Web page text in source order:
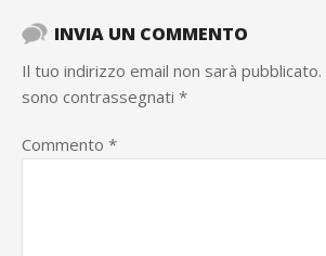
INVIA UN COMMENTO
Il tuo indirizzo email non sarà pubblicato.
sono contrassegnati *
Commento *